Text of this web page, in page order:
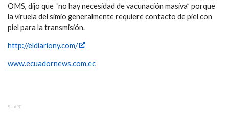
OMS, dijo que “no hay necesidad de vacunación masiva” porque
la viruela del simio generalmente requiere contacto de piel con
piel para la transmisión.
http://eldiariony.com/
www.ecuadornews.com.ec
SHARE